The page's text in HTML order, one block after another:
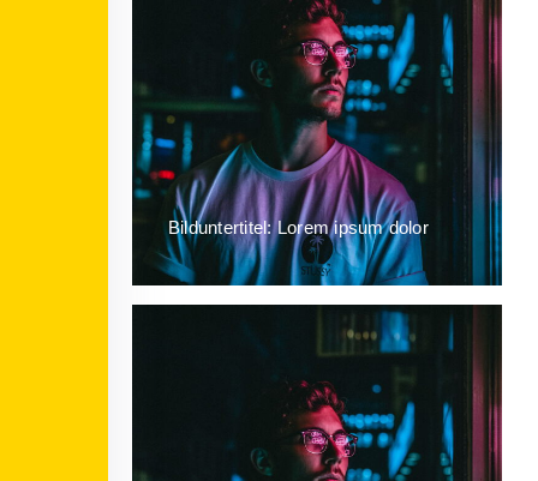
Bilduntertitel: Lorem ipsum dolor